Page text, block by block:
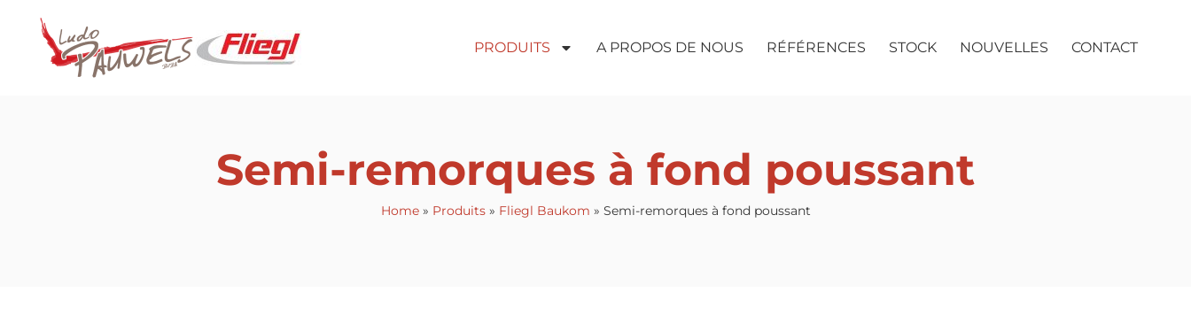
PRODUITS A PROPOS DE NOUS RÉFÉRENCES STOCK NOUVELLES CONTACT
Semi-remorques à fond poussant
Home» Produits» Fliegl Baukom » Semi-remorques à fond poussant